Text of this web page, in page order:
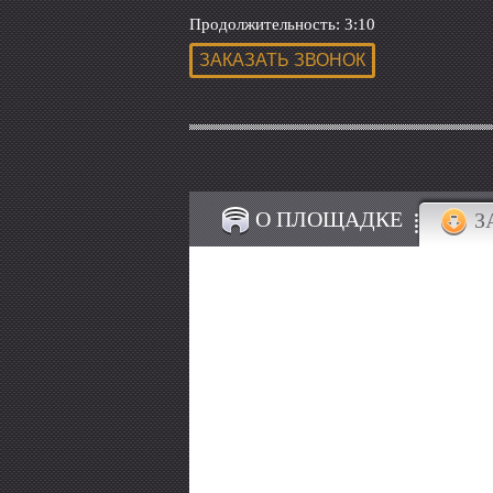
Продолжительность: 3:10
О ПЛОЩАДКЕ